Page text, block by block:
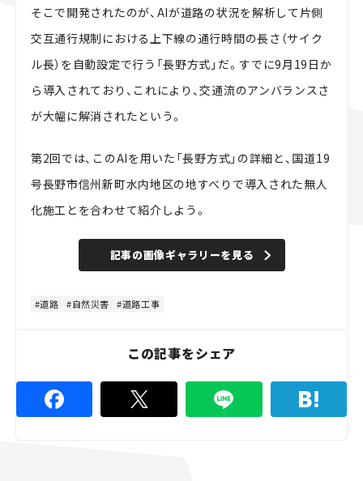
そこで開発されたのが、AIが道路の状況を解析して片側
交互通行規制における上下線の通行時間の長さ（サイク
ル長）を自動設定で行う「長野方式」だ。すでに9月19日か
ら導入されており、これにより、交通流のアンバランスさ
が大幅に解消されたという。
第2回では、このAIを用いた「長野方式」の詳細と、国道19
号長野市信州新町水内地区の地すべりで導入された無人
化施工とを合わせて紹介しよう。
記事の画像ギャラリーを見る
道路 自然災害 道路工事
この記事をシェア